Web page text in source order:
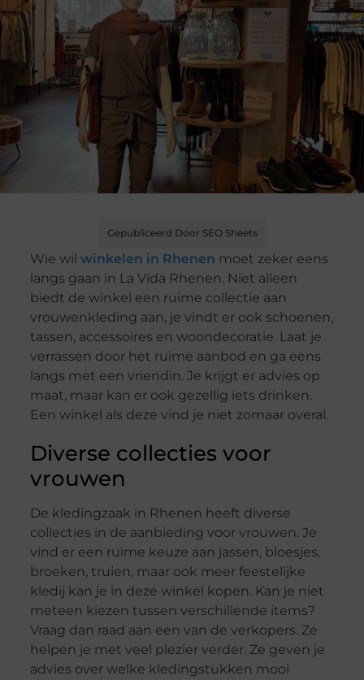
Gepubliceerd Door SEO Sheets
Wie wil winkelen in Rhenen moet zeker eens
langs gaan in La Vida Rhenen. Niet alleen
biedt de winkel een ruime collectie aan
vrouwenkleding aan, je vindt er ook schoenen,
tassen, accessoires en woondecoratie. Laat je
verrassen door het ruime aanbod en ga eens
langs met een vriendin. Je krijgt er advies op
maat, maar kan er ook gezellig iets drinken.
Een winkel als deze vind je niet zomaar overal.
Diverse collecties voor
vrouwen
De kledingzaak in Rhenen heeft diverse
collecties in de aanbieding voor vrouwen. Je
vind er een ruime keuze aan jassen, bloesjes,
broeken, truien, maar ook meer feestelijke
kledij kan je in deze winkel kopen. Kan je niet
meteen kiezen tussen verschillende items?
Vraag dan raad aan een van de verkopers. Ze
helpen je met veel plezier verder. Ze geven je
advies over welke kledingstukken mooi